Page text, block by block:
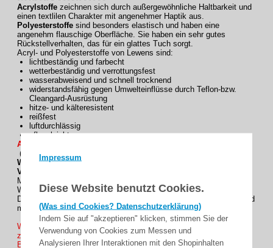
Impressum
Diese Website benutzt Cookies.
(Was sind Cookies? Datenschutzerklärung)
Indem Sie auf "akzeptieren" klicken, stimmen Sie der
Verwendung von Cookies zum Messen und
Analysieren Ihrer Interaktionen mit den Shopinhalten
Acrylstoffe zeichnen sich durch außergewöhnliche Haltbarkeit und
einen textlilen Charakter mit angenehmer Haptik aus.
Polyesterstoffe sind besonders elastisch und haben eine
angenehm flauschige Oberfläche. Sie haben ein sehr gutes
Rückstellverhalten, das für ein glattes Tuch sorgt.
Acryl- und Polyesterstoffe von Lewens sind:
lichtbeständig und farbecht
wetterbeständig und verrottungsfest
wasserabweisend und schnell trocknend
widerstandsfähig gegen Umwelteinflüsse durch Teflon-bzw.
Cleangard-Ausrüstung
hitze- und kälteresistent
reißfest
luftdurchlässig
pflegeleicht
Alle Nähte mit GORE Tenara CLEAR Nähfaden konfektioniert !
( = besonders UV- bestädig und reißfest. )
Wir empfehlen zu diesem Dessin:
Volant Form 2
Manche Markisenmodelle sind nur mit einem Volant vollständig.
Wählen Sie aus unseren 4 Volantformen.
Der Volant wird passend zum Rapport des Dessins geschnitten und
mit dem farblich abgestimmten Einfassband abgeschlossen.
Wünschen Sie ihre Markisentuch mit einen Volant ? , Wir haben
zur Auswahl mit ein höhe von 20 oder 30 cm
Bei Maßeingabe den Ausfallmaß gewünschte Volant höhe mit